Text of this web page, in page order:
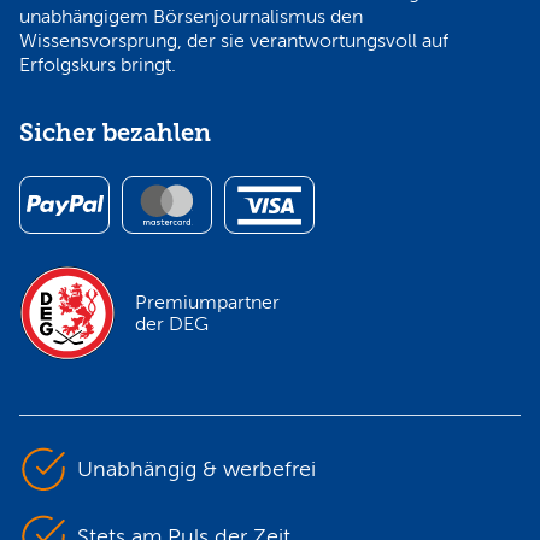
unabhängigem Börsenjournalismus den
Wissensvorsprung, der sie verantwortungsvoll auf
Erfolgskurs bringt.
Sicher bezahlen
Premiumpartner
der DEG
Unabhängig & werbefrei